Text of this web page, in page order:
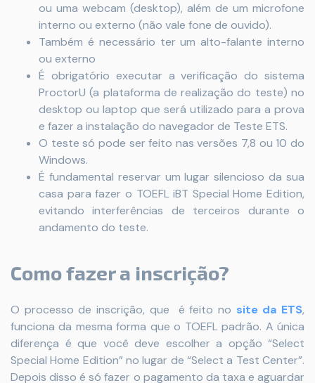
ou uma webcam (desktop), além de um microfone
interno ou externo (não vale fone de ouvido).
Também é necessário ter um alto-falante interno
ou externo
É obrigatório executar a verificação do sistema
ProctorU (a plataforma de realização do teste) no
desktop ou laptop que será utilizado para a prova
e fazer a instalação do navegador de Teste ETS.
O teste só pode ser feito nas versões 7,8 ou 10 do
Windows.
É fundamental reservar um lugar silencioso da sua
casa para fazer o TOEFL iBT Special Home Edition,
evitando interferências de terceiros durante o
andamento do teste.
Como fazer a inscrição?
O processo de inscrição, que é feito no site da ETS,
funciona da mesma forma que o TOEFL padrão. A única
diferença é que você deve escolher a opção “Select
Special Home Edition” no lugar de “Select a Test Center”.
Depois disso é só fazer o pagamento da taxa e aguardar